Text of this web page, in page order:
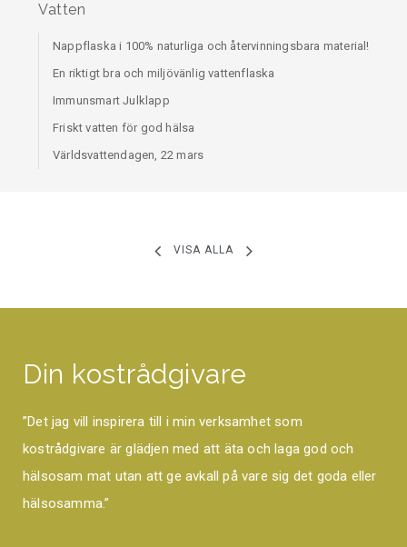
Vatten
Nappflaska i 100% naturliga och återvinningsbara material!
En riktigt bra och miljövänlig vattenflaska
Immunsmart Julklapp
Friskt vatten för god hälsa
Världsvattendagen, 22 mars
VISA ALLA
Din kostrådgivare
”Det jag vill inspirera till i min verksamhet som
kostrådgivare är glädjen med att äta och laga god och
hälsosam mat utan att ge avkall på vare sig det goda eller
hälsosamma.”